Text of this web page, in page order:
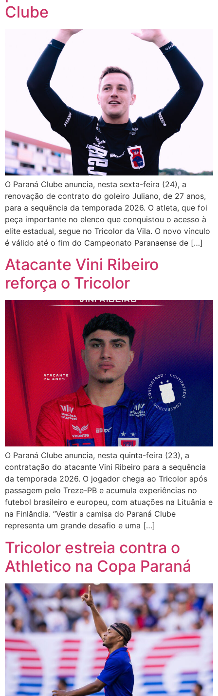
Clube
O Paraná Clube anuncia, nesta sexta-feira (24), a
renovação de contrato do goleiro Juliano, de 27 anos,
para a sequência da temporada 2026. O atleta, que foi
peça importante no elenco que conquistou o acesso à
elite estadual, segue no Tricolor da Vila. O novo vínculo
é válido até o fim do Campeonato Paranaense de […]
Atacante Vini Ribeiro
reforça o Tricolor
O Paraná Clube anuncia, nesta quinta-feira (23), a
contratação do atacante Vini Ribeiro para a sequência
da temporada 2026. O jogador chega ao Tricolor após
passagem pelo Treze-PB e acumula experiências no
futebol brasileiro e europeu, com atuações na Lituânia e
na Finlândia. “Vestir a camisa do Paraná Clube
representa um grande desafio e uma […]
Tricolor estreia contra o
Athletico na Copa Paraná